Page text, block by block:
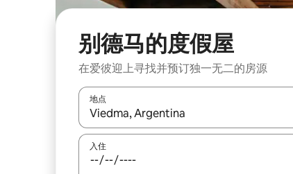
别德马的度假屋
在爱彼迎上寻找并预订独一无二的房源
地点
如有搜索结果，请使用上下方向键查看，或通
入住